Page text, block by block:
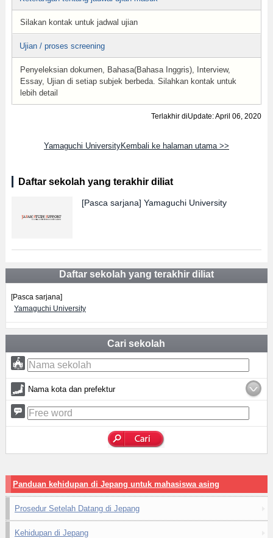
Silakan kontak untuk jadwal ujian
Ujian / proses screening
Penyeleksian dokumen, Bahasa(Bahasa Inggris), Interview,
Essay, Ujian di setiap subjek berbeda. Silahkan kontak untuk
lebih detail
Terlakhir diUpdate: April 06, 2020
Yamaguchi UniversityKembali ke halaman utama >>
Daftar sekolah yang terakhir diliat
[Pasca sarjana] Yamaguchi University
Daftar sekolah yang terakhir diliat
[Pasca sarjana]
Yamaguchi University
Cari sekolah
Nama kota dan prefektur
Panduan kehidupan di Jepang untuk mahasiswa asing
Prosedur Setelah Datang di Jepang
Kehidupan di Jepang